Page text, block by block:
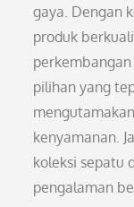
gaya. Dengan
produk
pilihan yang
kenyamanan.
koleksi sepatu
pengalaman